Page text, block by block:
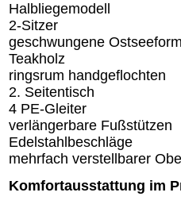
Halbliegemodell
2-Sitzer
geschwungene Ostseeform
Teakholz
ringsrum handgeflochten
2. Seitentisch
4 PE-Gleiter
verlängerbare Fußstützen
Edelstahlbeschläge
mehrfach verstellbarer
Komfortausstattung im